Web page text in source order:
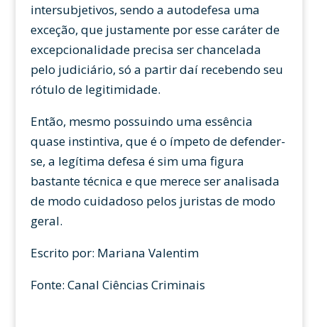
intersubjetivos, sendo a autodefesa uma
exceção, que justamente por esse caráter de
excepcionalidade precisa ser chancelada
pelo judiciário, só a partir daí recebendo seu
rótulo de legitimidade.
Então, mesmo possuindo uma essência
quase instintiva, que é o ímpeto de defender-
se, a legítima defesa é sim uma figura
bastante técnica e que merece ser analisada
de modo cuidadoso pelos juristas de modo
geral.
Escrito por: Mariana Valentim
Fonte: Canal Ciências Criminais